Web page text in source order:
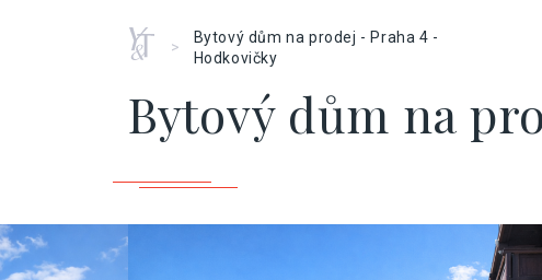
Home
>
Bytový dům na prodej - Praha 4 -
Hodkovičky
Bytový dům na